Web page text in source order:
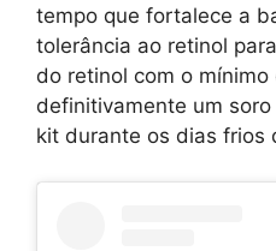
tempo que fortalece a
tolerância ao retinol
do retinol com o
definitivamente um
kit durante os dias frios